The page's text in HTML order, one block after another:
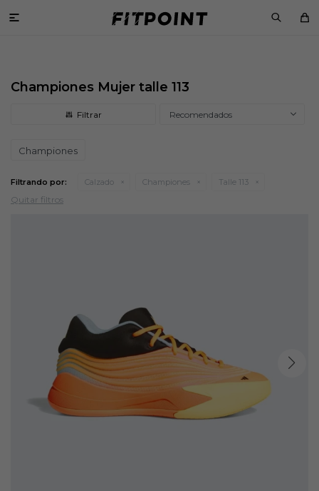

Championes Mujer talle 113
Recomendados
Championes
Filtrando por: Calzado Championes Talle 113
Quitar filtros